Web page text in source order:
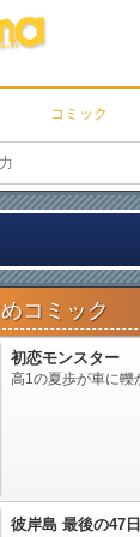
コミック
コミック
初恋モンスター
高1の夏歩が車に轢
彼岸島 最後の47